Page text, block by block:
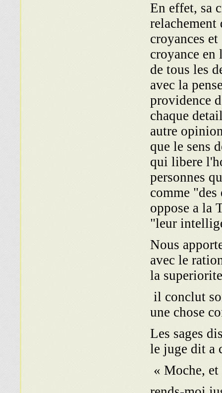
En effet, sa
relachement
croyances
croyance en
de tous les
avec la
providence
chaque
autre
que le sens
qui libere
personnes
comme
oppose a la
"leur
Nous
avec le
la
il conclut
une chose
" Les sages
le juge dit a
« Moche,